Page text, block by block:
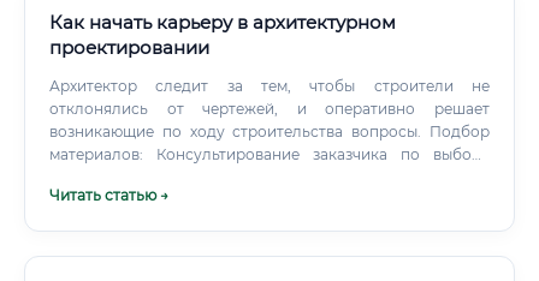
Как начать карьеру в архитектурном
проектировании
Архитектор следит за тем, чтобы строители не
отклонялись от чертежей, и оперативно решает
возникающие по ходу строительства вопросы. Подбор
материалов: Консультирование заказчика по выбору
бюджета, эстетики и технических требований.
Читать статью →